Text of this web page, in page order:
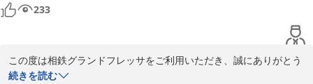
相鉄グランドフレッサ 熊本
233
この度は相鉄グランドフレッサをご利用いただき、誠にありがとう
ございます。
続きを読む